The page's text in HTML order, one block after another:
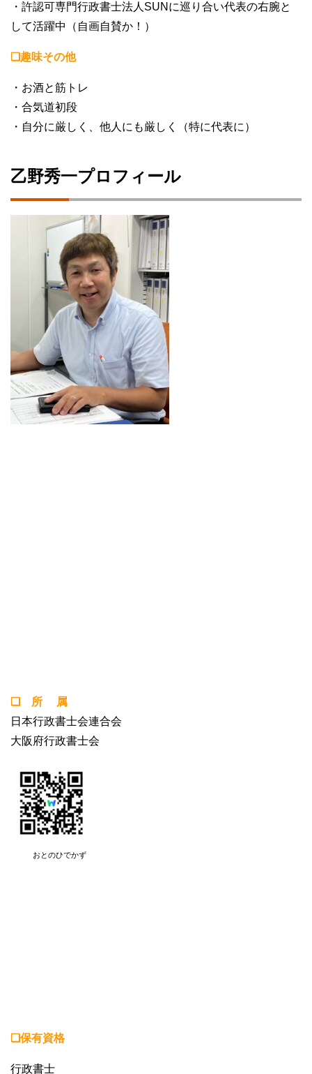
・許認可専門行政書士法人SUNに巡り合い代表の右腕と
して活躍中（自画自賛か！）
❏趣味その他
・お酒と筋トレ
・合気道初段
・自分に厳しく、他人にも厳しく（特に代表に）
乙野秀一プロフィール
❏ 所 属
日本行政書士会連合会
大阪府行政書士会
おとのひでかず
❏保有資格
行政書士